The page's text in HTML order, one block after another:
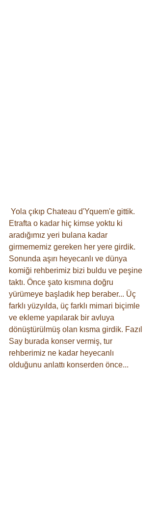
Etrafta o kadar hiç kimse yoktu ki
aradığımız yeri bulana kadar
girmememiz gereken her yere girdik.
Sonunda aşırı heyecanlı ve dünya
komiği rehberimiz bizi buldu ve peşine
taktı. Önce şato kısmına doğru
yürümeye başladık hep beraber... Üç
farklı yüzyılda, üç farklı mimari biçimle
ve ekleme yapılarak bir avluya
dönüştürülmüş olan kısma girdik. Fazıl
Say burada konser vermiş, tur
rehberimiz ne kadar heyecanlı
olduğunu anlattı konserden önce...